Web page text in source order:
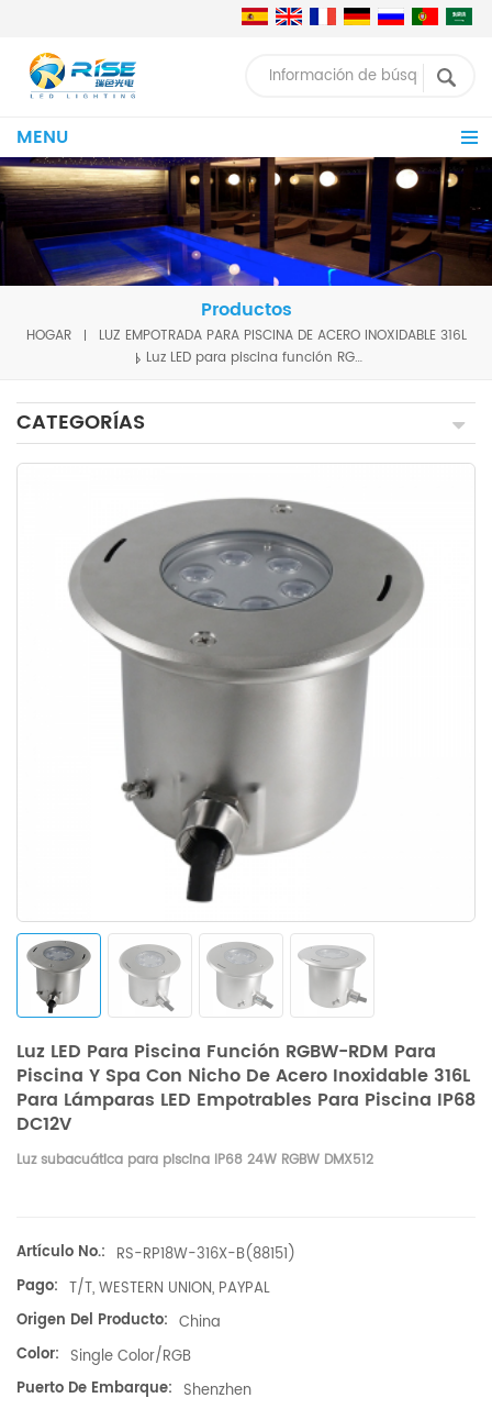
MENU
Productos
HOGAR
LUZ EMPOTRADA PARA PISCINA DE ACERO INOXIDABLE 316L
Luz LED para piscina función RGBW-RDM para piscina y Spa con Nicho de acero inoxidable 316L para lámparas LED empotrables para piscina IP68 DC12V
CATEGORÍAS
Luz LED Para Piscina Función RGBW-RDM Para
Piscina Y Spa Con Nicho De Acero Inoxidable 316L
Para Lámparas LED Empotrables Para Piscina IP68
DC12V
Luz subacuática para piscina IP68 24W RGBW DMX512
Artículo No.: RS-RP18W-316X-B(88151)
Pago: T/T, WESTERN UNION, PAYPAL
Origen Del Producto: China
Color: Single Color/RGB
Puerto De Embarque: Shenzhen